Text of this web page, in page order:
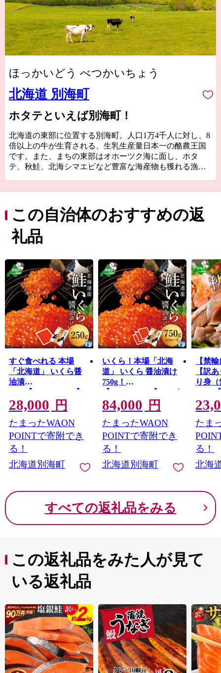
ほっかいどう べつかいちょう
北海道 別海町
ホタテといえば別海町！
北海道の東部に位置する別海町。人口1万4千人に対し、8
倍以上の牛が生育される、生乳生産量日本一の酪農王国
です。また、まちの東部はオホーツク海に面し、ホタ
テ、秋鮭、北海シマエビなど豊富な海産物も獲れる漁業
る「氷平線ウォーク」など、オンリーワンの景色と体験
も魅力の１つです。
皆さんの応援で別海を、北海道を、日本を元気にしてい
きます！応援よろしくお願いします！
この自治体のおすすめの返
礼品
すぐ食べれる 本場
「北海道」 いくら醤
油漬
250g【NK000NQ13】(
いくら いくら醤油漬
け いくら醤油漬 醤油
いくら 鮭いくら 国産
いくら 北海道産いく
ら 道産いくら 地場産
いくら 別海町 ふるさ
と納税 ふるさと ikura
28,000 円
たまったWAON
POINTで寄附でき
る！
北海道別海町
いくら！本場「北海
道」 いくら 醤油漬け
750g！
【NK003NQ13】( いく
ら いくら醤油漬け い
くら醤油漬 醤油いく
ら 鮭いくら 国産いく
ら 北海道産いくら 地
場産いくら 道産いく
ら 別海町 ふるさと納
税 ふるさと ikura お届
84,000 円
たまったWAON
POINTで寄附でき
る！
北海道別海町
【禁
【訳
り身
2.8kg
（ 鮭
ャケ
道産
秋鮭
さけ
切身
地場産
ケ 訳
切り
★MG
たま
る！
北海
すべての返礼品をみる
この返礼品をみた人が見て
いる返礼品